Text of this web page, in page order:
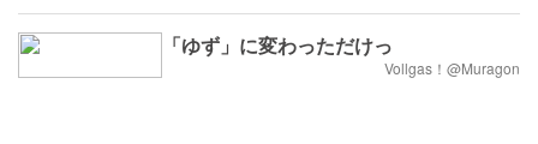
「ゆず」に変わっただけっ
Vollgas！@Muragon